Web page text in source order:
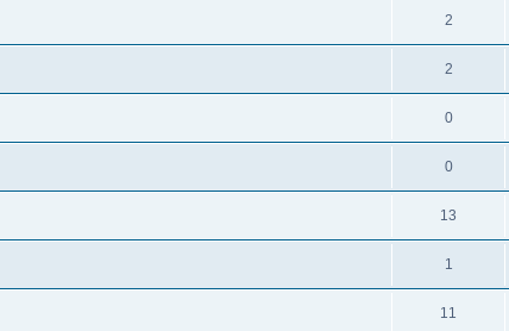
2
2
0
0
13
1
11